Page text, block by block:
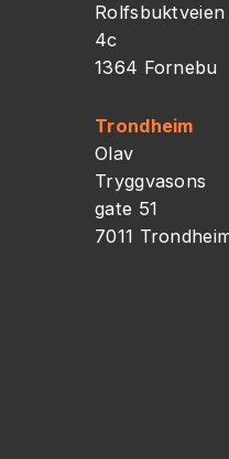
Rolfsbuktveien
4c
1364 Fornebu
Trondheim
Olav
Tryggvasons
gate 51
7011